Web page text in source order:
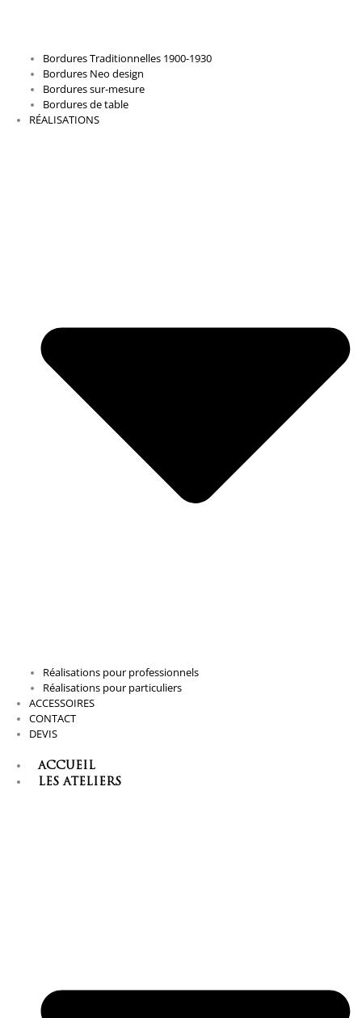
Bordures Traditionnelles 1900-1930
Bordures Neo design
Bordures sur-mesure
Bordures de table
RÉALISATIONS
Réalisations pour professionnels
Réalisations pour particuliers
ACCESSOIRES
CONTACT
DEVIS
ACCUEIL
LES ATELIERS